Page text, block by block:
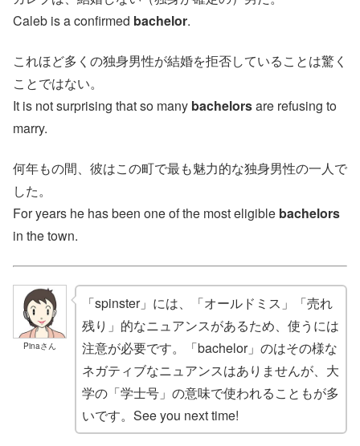
Caleb is a confirmed bachelor.
これほど多くの独身男性が結婚を拒否していることは驚く
ことではない。
It is not surprising that so many bachelorsare refusing to
marry.
何年もの間、彼はこの町で最も魅力的な独身男性の一人で
した。
For years he has been one of the most eligible bachelors
in the town.
Pinaさん
「spinster」には、「オールドミス」「売れ
残り」的なニュアンスがあるため、使うには
注意が必要です。「bachelor」のはその様な
ネガティブなニュアンスはありませんが、大
学の「学士号」の意味で使われることもが多
いです。See you next time!